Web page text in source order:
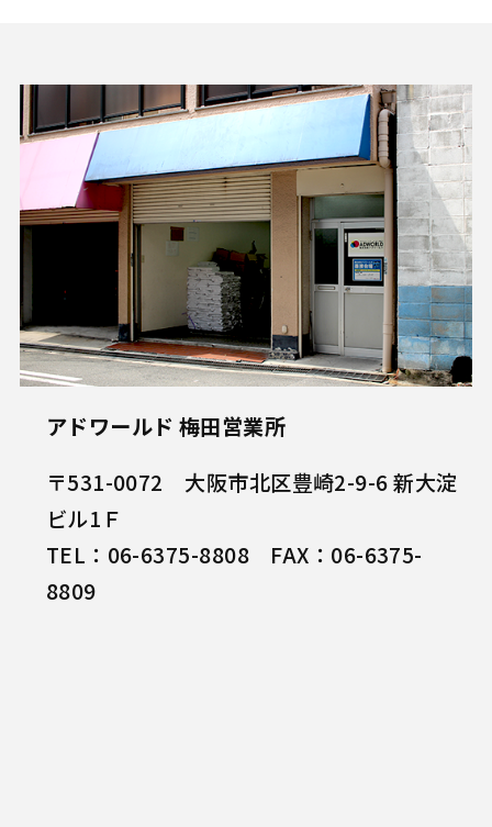
アドワールド 梅田営業所
〒531-0072 大阪市北区豊崎2-9-6 新大淀
ビル1Ｆ
TEL：06-6375-8808 FAX：06-6375-
8809